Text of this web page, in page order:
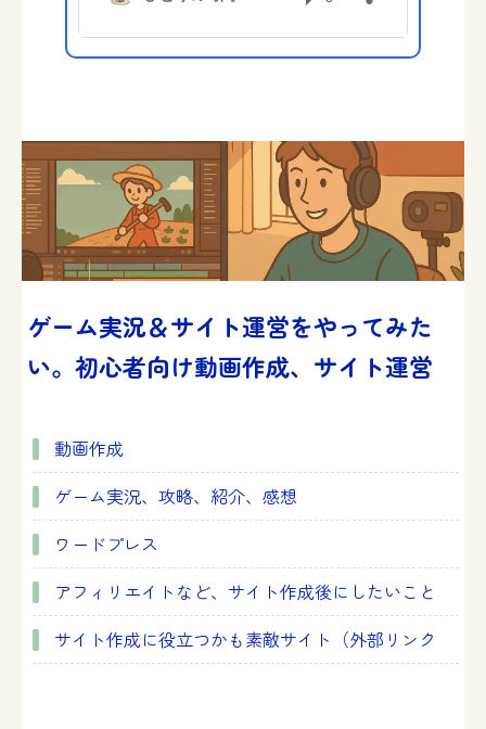
ゲーム実況＆サイト運営をやってみた
い。初心者向け動画作成、サイト運営
動画作成
ゲーム実況、攻略、紹介、感想
ワードプレス
アフィリエイトなど、サイト作成後にしたいこと
サイト作成に役立つかも素敵サイト（外部リンク